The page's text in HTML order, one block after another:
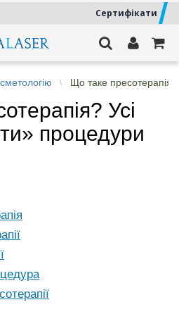
Сертифікати
Що таке
Усі
процедури